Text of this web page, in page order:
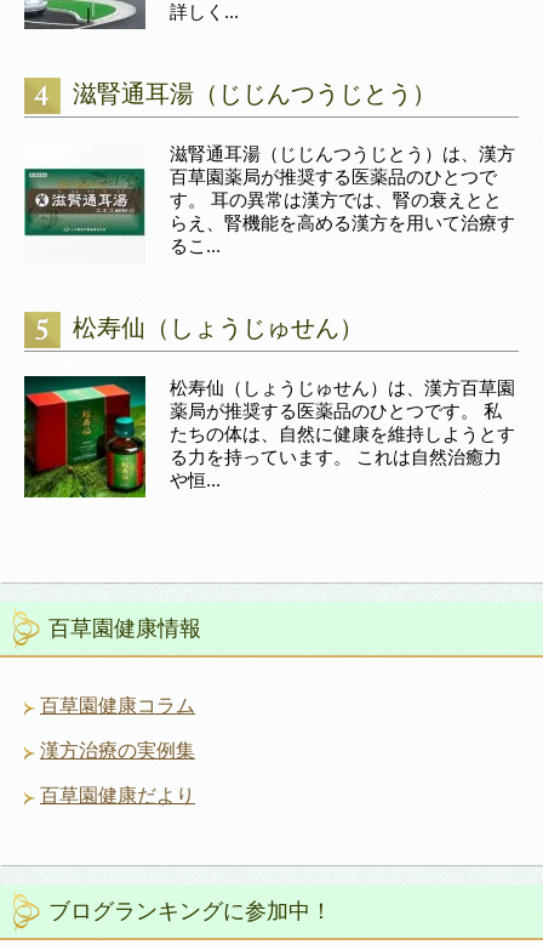
詳しく...
滋腎通耳湯（じじんつうじとう）
滋腎通耳湯（じじんつうじとう）は、漢方
百草園薬局が推奨する医薬品のひとつで
す。 耳の異常は漢方では、腎の衰えとと
らえ、腎機能を高める漢方を用いて治療す
るこ...
松寿仙（しょうじゅせん）
松寿仙（しょうじゅせん）は、漢方百草園
薬局が推奨する医薬品のひとつです。 私
たちの体は、自然に健康を維持しようとす
る力を持っています。 これは自然治癒力
や恒...
百草園健康情報
百草園健康コラム
漢方治療の実例集
百草園健康だより
ブログランキングに参加中！